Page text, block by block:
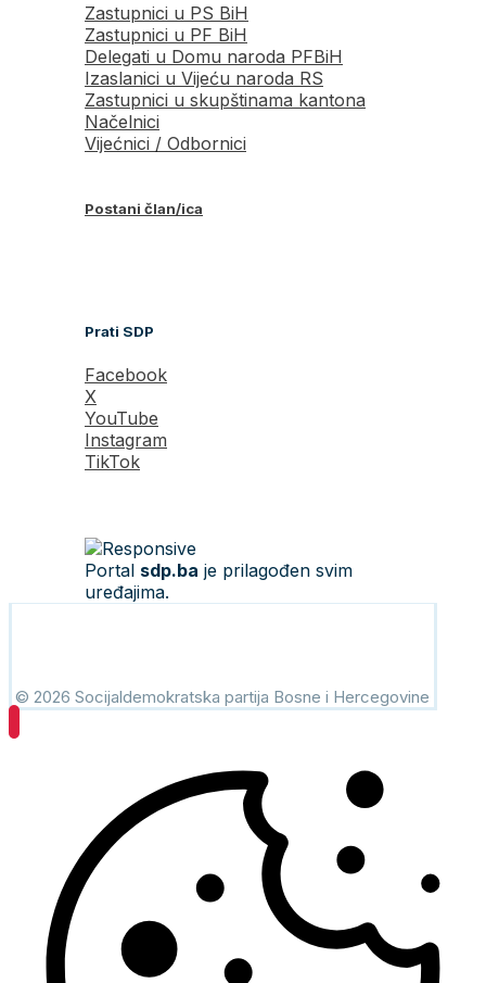
Zastupnici u PS BiH
Zastupnici u PF BiH
Delegati u Domu naroda PFBiH
Izaslanici u Vijeću naroda RS
Zastupnici u skupštinama kantona
Načelnici
Vijećnici / Odbornici
Postani član/ica
Prati SDP
Facebook
X
YouTube
Instagram
TikTok
Portal sdp.ba je prilagođen svim
uređajima.
© 2026 Socijaldemokratska partija Bosne i Hercegovine